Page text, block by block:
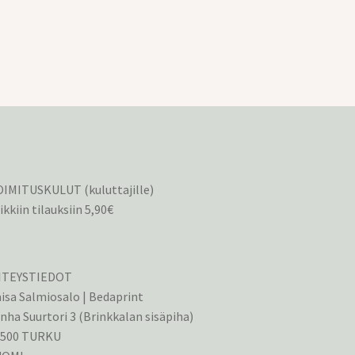
(kuluttajille)
tilauksiin 5,90€
Salmiosalo | Bedaprint
Suurtori 3 (Brinkkalan sisäpiha)
TURKU